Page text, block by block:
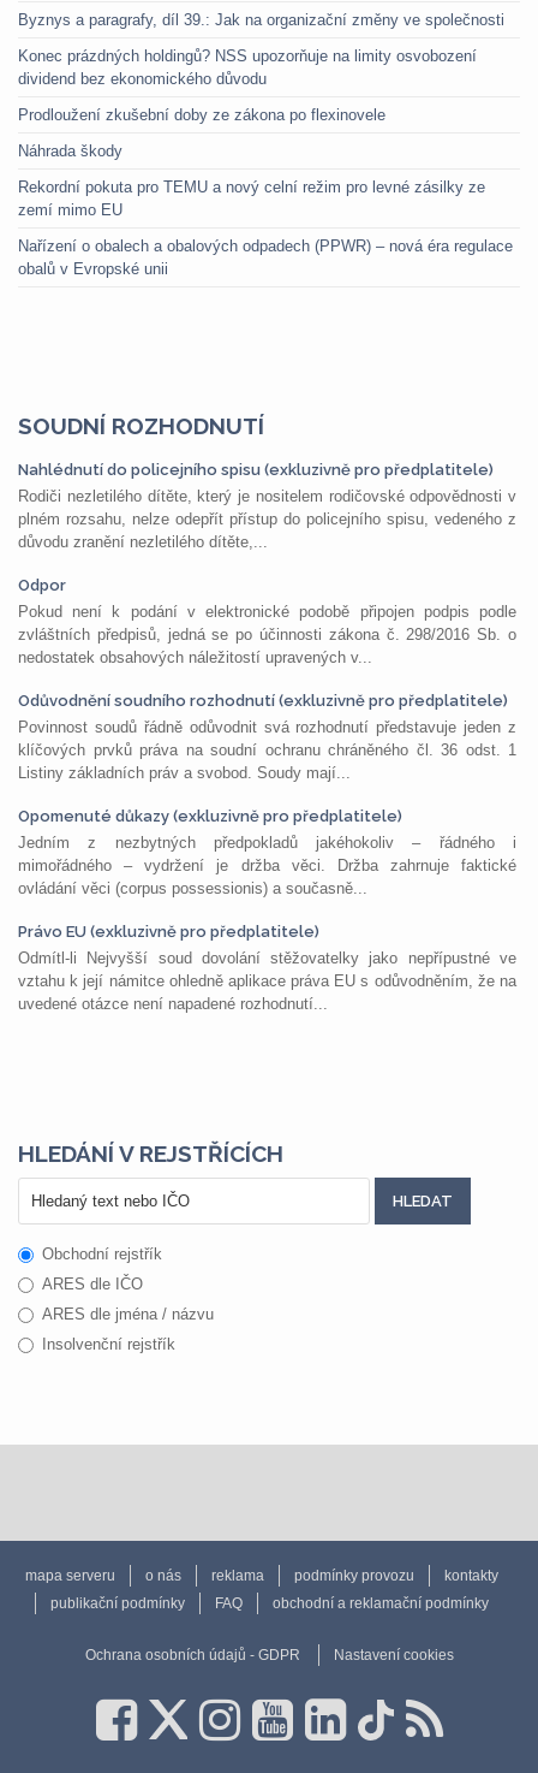
Byznys a paragrafy, díl 39.: Jak na organizační změny ve společnosti
Konec prázdných holdingů? NSS upozorňuje na limity osvobození
dividend bez ekonomického důvodu
Prodloužení zkušební doby ze zákona po flexinovele
Náhrada škody
Rekordní pokuta pro TEMU a nový celní režim pro levné zásilky ze
zemí mimo EU
Nařízení o obalech a obalových odpadech (PPWR) – nová éra regulace
obalů v Evropské unii
SOUDNÍ ROZHODNUTÍ
Nahlédnutí do policejního spisu (exkluzivně pro předplatitele)
Rodiči nezletilého dítěte, který je nositelem rodičovské odpovědnosti v
plném rozsahu, nelze odepřít přístup do policejního spisu, vedeného z
důvodu zranění nezletilého dítěte,...
Odpor
Pokud není k podání v elektronické podobě připojen podpis podle
zvláštních předpisů, jedná se po účinnosti zákona č. 298/2016 Sb. o
nedostatek obsahových náležitostí upravených v...
Odůvodnění soudního rozhodnutí (exkluzivně pro předplatitele)
Povinnost soudů řádně odůvodnit svá rozhodnutí představuje jeden z
klíčových prvků práva na soudní ochranu chráněného čl. 36 odst. 1
Listiny základních práv a svobod. Soudy mají...
Opomenuté důkazy (exkluzivně pro předplatitele)
Jedním z nezbytných předpokladů jakéhokoliv – řádného i
mimořádného – vydržení je držba věci. Držba zahrnuje faktické
ovládání věci (corpus possessionis) a současně...
Právo EU (exkluzivně pro předplatitele)
Odmítl-li Nejvyšší soud dovolání stěžovatelky jako nepřípustné ve
vztahu k její námitce ohledně aplikace práva EU s odůvodněním, že na
uvedené otázce není napadené rozhodnutí...
HLEDÁNÍ V REJSTŘÍCÍCH
Obchodní rejstřík
ARES dle IČO
ARES dle jména / názvu
Insolvenční rejstřík
mapa serveru o nás reklama podmínky provozu
kontakty
publikační podmínky
FAQ obchodní a reklamační podmínky
Ochrana osobních údajů - GDPR Nastavení cookies